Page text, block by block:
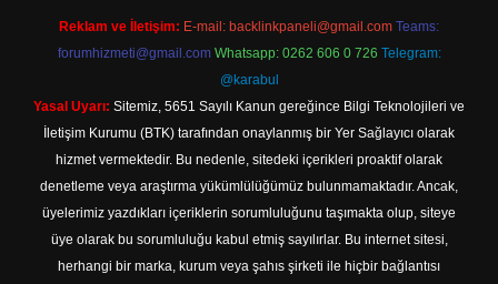
Reklam ve İletişim: E-mail: backlinkpaneli@gmail.com Teams:
forumhizmeti@gmail.com Whatsapp: 0262 606 0 726 Telegram:
@karabul
Yasal Uyarı: Sitemiz, 5651 Sayılı Kanun gereğince Bilgi Teknolojileri ve
İletişim Kurumu (BTK) tarafından onaylanmış bir Yer Sağlayıcı olarak
hizmet vermektedir. Bu nedenle, sitedeki içerikleri proaktif olarak
denetleme veya araştırma yükümlülüğümüz bulunmamaktadır. Ancak,
üyelerimiz yazdıkları içeriklerin sorumluluğunu taşımakta olup, siteye
üye olarak bu sorumluluğu kabul etmiş sayılırlar. Bu internet sitesi,
herhangi bir marka, kurum veya şahıs şirketi ile hiçbir bağlantısı